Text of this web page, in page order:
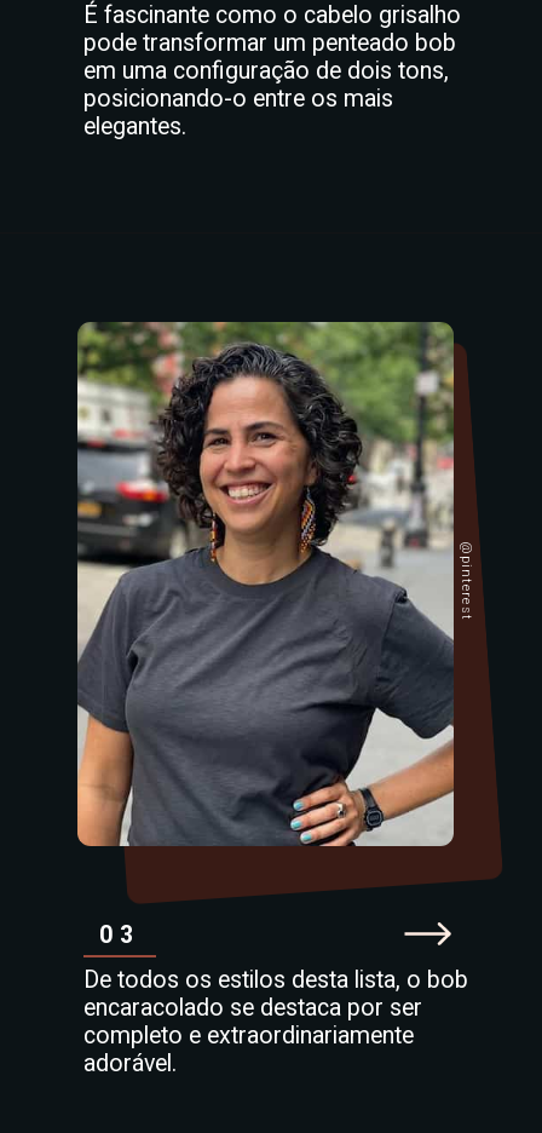
É fascinante como o cabelo grisalho
pode transformar um penteado bob
em uma configuração de dois tons,
posicionando-o entre os mais
elegantes.
03
De todos os estilos desta lista, o bob
encaracolado se destaca por ser
completo e extraordinariamente
adorável.
@pinterest